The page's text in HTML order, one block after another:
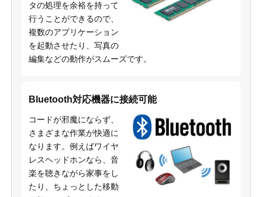
タの処理を余裕を持って
行うことができるので、
複数のアプリケーション
を起動させたり、写真の
編集などの動作がスムーズです。
Bluetooth対応機器に接続可能
コードが邪魔にならず、
さまざまな作業が快適に
なります。例えばワイヤ
レスヘッドホンなら、音
楽を聴きながら家事をし
たり、ちょっとした移動